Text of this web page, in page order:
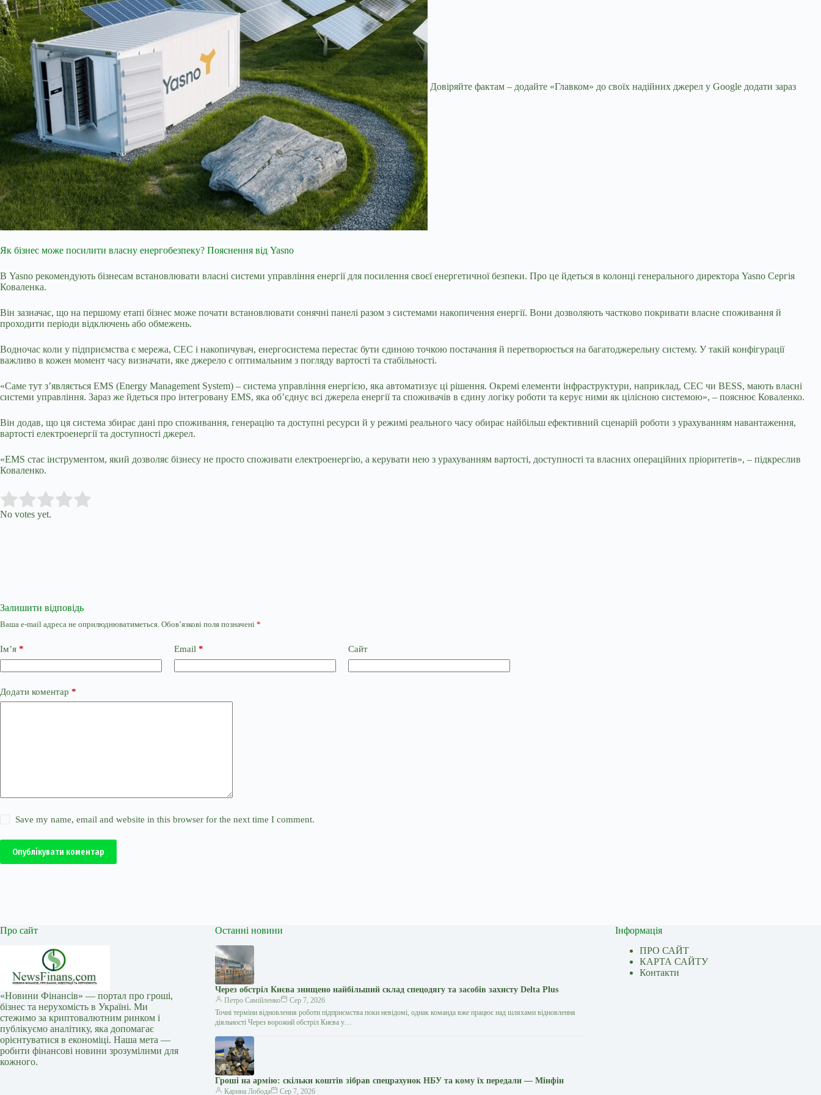
Довіряйте фактам – додайте «Главком» до своїх надійних джерел у Google додати зараз
Як бізнес може посилити власну енергобезпеку? Пояснення від Yasno
В Yasno рекомендують бізнесам встановлювати власні системи управління енергії для посилення своєї енергетичної безпеки. Про це йдеться в колонці генерального директора Yasno Сергія
Коваленка.
Він зазначає, що на першому етапі бізнес може почати встановлювати сонячні панелі разом з системами накопичення енергії. Вони дозволяють частково покривати власне споживання й
проходити періоди відключень або обмежень.
Водночас коли у підприємства є мережа, СЕС і накопичувач, енергосистема перестає бути єдиною точкою постачання й перетворюється на багатоджерельну систему. У такій конфігурації
важливо в кожен момент часу визначати, яке джерело є оптимальним з погляду вартості та стабільності.
«Саме тут з’являється EMS (Energy Management System) – система управління енергією, яка автоматизує ці рішення. Окремі елементи інфраструктури, наприклад, СЕС чи BESS, мають власні
системи управління. Зараз же йдеться про інтегровану EMS, яка об’єднує всі джерела енергії та споживачів в єдину логіку роботи та керує ними як цілісною системою», – пояснює Коваленко.
Він додав, що ця система збирає дані про споживання, генерацію та доступні ресурси й у режимі реального часу обирає найбільш ефективний сценарій роботи з урахуванням навантаження,
вартості електроенергії та доступності джерел.
«EMS стає інструментом, який дозволяє бізнесу не просто споживати електроенергію, а керувати нею з урахуванням вартості, доступності та власних операційних пріоритетів», – підкреслив
Коваленко.
Rate this item:
No votes yet.
Залишити відповідь
Ваша e-mail адреса не оприлюднюватиметься. Обов’язкові поля позначені *
Ім’я * Email * Сайт
Додати коментар *
Save my name, email and website in this browser for the next time I comment.
Опублікувати коментар
Про сайт
«Новини Фінансів» — портал про гроші,
бізнес та нерухомість в Україні. Ми
стежимо за криптовалютним ринком і
публікуємо аналітику, яка допомагає
орієнтуватися в економіці. Наша мета —
робити фінансові новини зрозумілими для
кожного.
Останні новини
Через обстріл Києва знищено найбільший склад спецодягу та засобів захисту Delta Plus
Петро Самійленко
Сер 7, 2026
Точні терміни відновлення роботи підприємства поки невідомі, однак команда вже працює над шляхами відновлення
діяльності Через ворожий обстріл Києва у…
Гроші на армію: скільки коштів зібрав спецрахунок НБУ та кому їх передали — Мінфін
Карина Лобода Сер 7, 2026
Інформація
ПРО САЙТ
КАРТА САЙТУ
Контакти